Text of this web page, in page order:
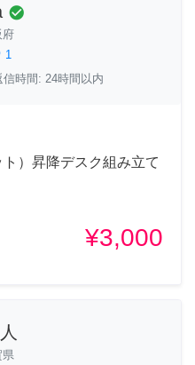
check_circle
府
1
信時間: 24時間以内
）昇降デスク組み立て
¥3,000
県